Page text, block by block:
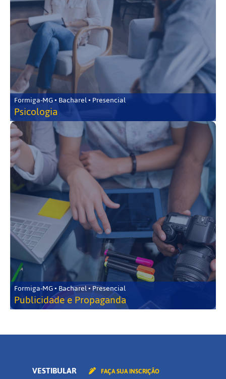
Formiga-MG • Bacharel • Presencial
Psicologia
Formiga-MG • Bacharel • Presencial
Publicidade e Propaganda
VESTIBULAR FAÇA SUA INSCRIÇÃO